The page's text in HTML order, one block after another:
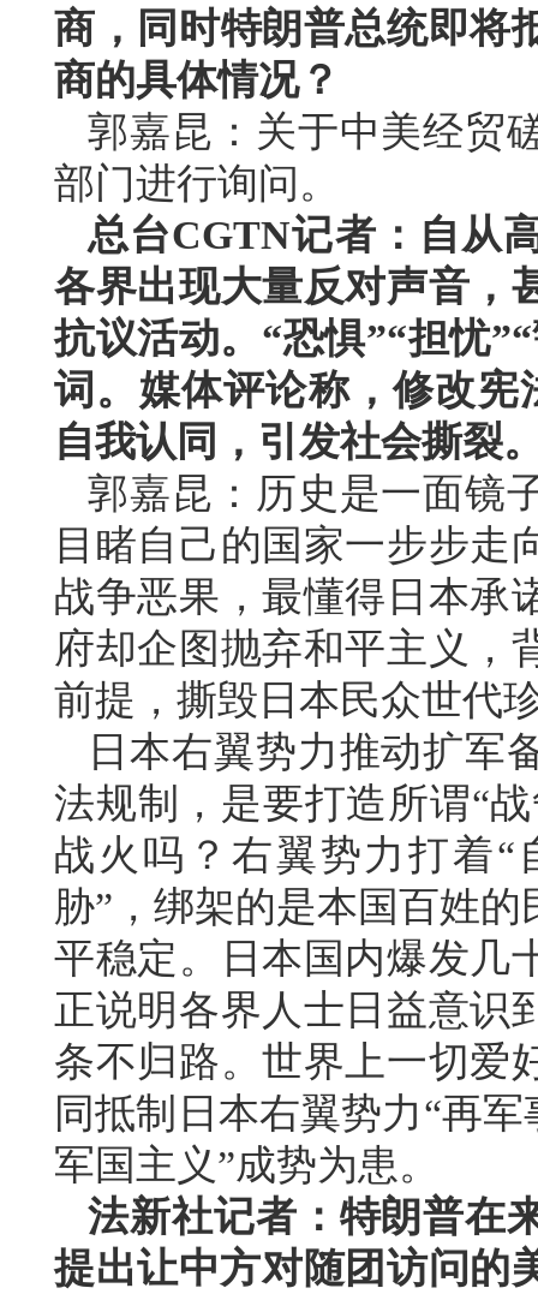
商，同时特朗普总统即将
商的具体情况？
郭嘉昆：关于中美经贸
部门进行询问。
总台CGTN记者：自从
各界出现大量反对声音，
抗议活动。“恐惧”“担忧
词。媒体评论称，修改宪
自我认同，引发社会撕裂
郭嘉昆：历史是一面镜
目睹自己的国家一步步走
战争恶果，最懂得日本承
府却企图抛弃和平主义，
前提，撕毁日本民众世代
日本右翼势力推动扩军
法规制，是要打造所谓“
战火吗？右翼势力打着“
胁”，绑架的是本国百姓
平稳定。日本国内爆发几
正说明各界人士日益意识
条不归路。世界上一切爱
同抵制日本右翼势力“再
军国主义”成势为患。
法新社记者：特朗普在
提出让中方对随团访问的